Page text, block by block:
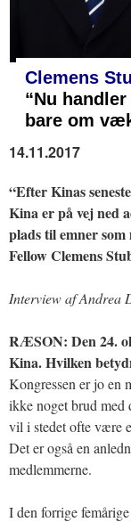
Clemens
“Nu
bare om
14.11.2017
“Efter Kinas
Kina er på vej ned
plads til emner
Fellow Clemens
Interview af Andrea
RÆSON: Den 24.
Kina. Hvilken
Kongressen er jo en
ikke noget brud med
vil i stedet ofte være
Det er også en
medlemmerne.
I den forrige